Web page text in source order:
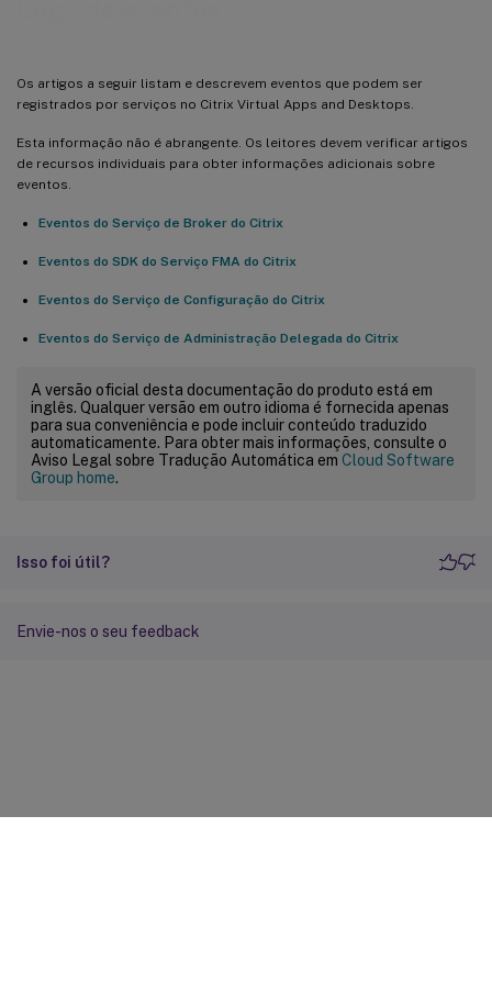
Os artigos a seguir listam e descrevem eventos que podem ser
registrados por serviços no Citrix Virtual Apps and Desktops.
Esta informação não é abrangente. Os leitores devem verificar artigos
de recursos individuais para obter informações adicionais sobre
eventos.
Eventos do Serviço de Broker do Citrix
Eventos do SDK do Serviço FMA do Citrix
Eventos do Serviço de Configuração do Citrix
Eventos do Serviço de Administração Delegada do Citrix
A versão oficial desta documentação do produto está em
inglês. Qualquer versão em outro idioma é fornecida apenas
para sua conveniência e pode incluir conteúdo traduzido
automaticamente. Para obter mais informações, consulte o
Aviso Legal sobre Tradução Automática em Cloud Software
Group home.
Isso foi útil?
Envie-nos o seu feedback